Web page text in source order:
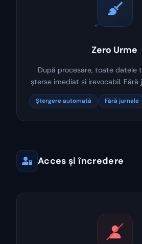
Zero Urme
După procesare, toate datele
șterse imediat și irevocabil. Fără
Ștergere automată Fără jurnale
Acces și încredere